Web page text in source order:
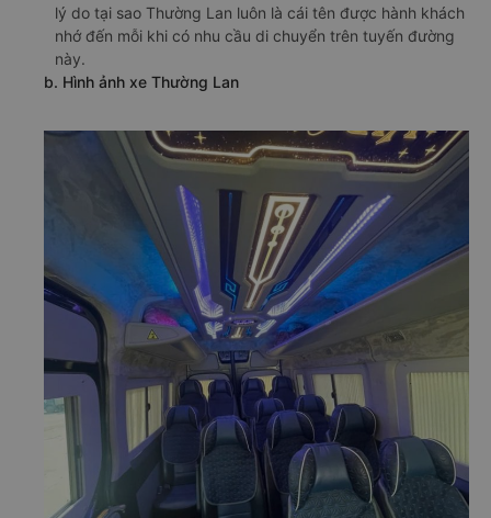
lý do tại sao Thường Lan luôn là cái tên được hành khách
nhớ đến mỗi khi có nhu cầu di chuyển trên tuyến đường
này.
b. Hình ảnh xe Thường Lan